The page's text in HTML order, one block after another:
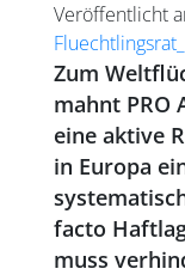
Veröffentlicht
Zum
mahnt PRO
eine aktive
in Europa
facto
muss